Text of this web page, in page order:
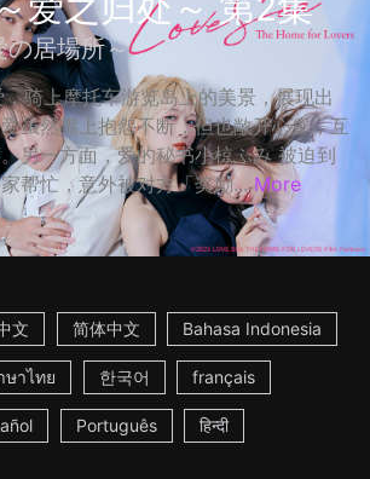
居場所～
骑上摩托车游览岛上的美景，展现出
虽然嘴上抱怨不断，但也敞开心扉，互
另一方面，爱的秘书小椋ふみ 被迫到
帮忙，意外被对方「奖励... More
文 简体中文 Bahasa Indonesia
ษาไทย 한국어 français
Português हिन्दी